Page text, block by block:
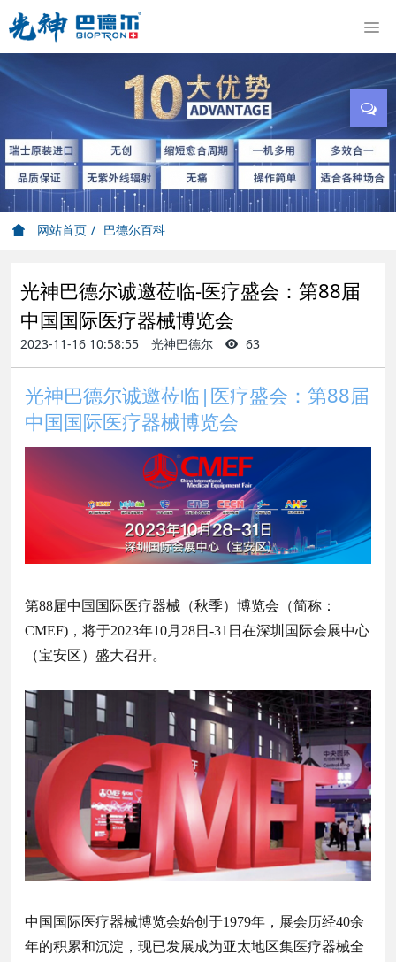
网站首页 巴德尔百科
光神巴德尔诚邀莅临-医疗盛会：第88届
中国国际医疗器械博览会
2023-11-16 10:58:55 光神巴德尔 63
光神巴德尔诚邀莅临|医疗盛会：第88届
中国国际医疗器械博览会
第88届中国国际医疗器械（秋季）博览会（简称：
CMEF)，将于2023年10月28日-31日在深圳国际会展中心
（宝安区）盛大召开。
中国国际医疗器械博览会始创于1979年，展会历经40余
年的积累和沉淀，现已发展成为亚太地区集医疗器械全